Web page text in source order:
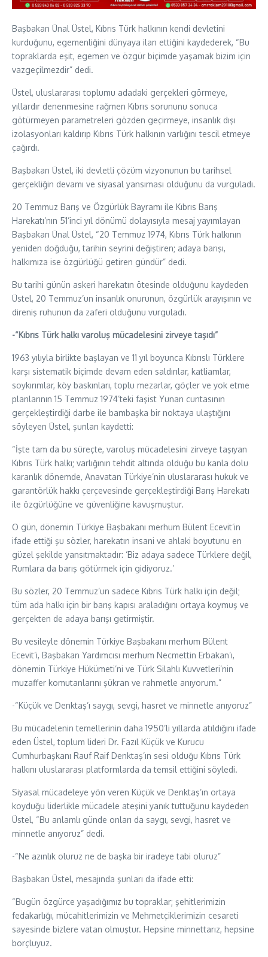
Başbakan Ünal Üstel, Kıbrıs Türk halkının kendi devletini
kurduğunu, egemenliğini dünyaya ilan ettiğini kaydederek, “Bu
topraklarda eşit, egemen ve özgür biçimde yaşamak bizim için
vazgeçilmezdir” dedi.
Üstel, uluslararası toplumu adadaki gerçekleri görmeye,
yıllardır denenmesine rağmen Kıbrıs sorununu sonuca
götürmeyen parametreleri gözden geçirmeye, insanlık dışı
izolasyonları kaldırıp Kıbrıs Türk halkının varlığını tescil etmeye
çağırdı.
Başbakan Üstel, iki devletli çözüm vizyonunun bu tarihsel
gerçekliğin devamı ve siyasal yansıması olduğunu da vurguladı.
20 Temmuz Barış ve Özgürlük Bayramı ile Kıbrıs Barış
Harekatı’nın 51’inci yıl dönümü dolayısıyla mesaj yayımlayan
Başbakan Ünal Üstel, “20 Temmuz 1974, Kıbrıs Türk halkının
yeniden doğduğu, tarihin seyrini değiştiren; adaya barışı,
halkımıza ise özgürlüğü getiren gündür” dedi.
Bu tarihi günün askeri harekatın ötesinde olduğunu kaydeden
Üstel, 20 Temmuz’un insanlık onurunun, özgürlük arayışının ve
direniş ruhunun da zaferi olduğunu vurguladı.
-“Kıbrıs Türk halkı varoluş mücadelesini zirveye taşıdı”
1963 yılıyla birlikte başlayan ve 11 yıl boyunca Kıbrıslı Türklere
karşı sistematik biçimde devam eden saldırılar, katliamlar,
soykırımlar, köy baskınları, toplu mezarlar, göçler ve yok etme
planlarının 15 Temmuz 1974’teki faşist Yunan cuntasının
gerçekleştirdiği darbe ile bambaşka bir noktaya ulaştığını
söyleyen Üstel, şunları kaydetti:
“İşte tam da bu süreçte, varoluş mücadelesini zirveye taşıyan
Kıbrıs Türk halkı; varlığının tehdit altında olduğu bu kanla dolu
karanlık dönemde, Anavatan Türkiye’nin uluslararası hukuk ve
garantörlük hakkı çerçevesinde gerçekleştirdiği Barış Harekatı
ile özgürlüğüne ve güvenliğine kavuşmuştur.
O gün, dönemin Türkiye Başbakanı merhum Bülent Ecevit’in
ifade ettiği şu sözler, harekatın insani ve ahlaki boyutunu en
güzel şekilde yansıtmaktadır: ‘Biz adaya sadece Türklere değil,
Rumlara da barış götürmek için gidiyoruz.’
Bu sözler, 20 Temmuz’un sadece Kıbrıs Türk halkı için değil;
tüm ada halkı için bir barış kapısı araladığını ortaya koymuş ve
gerçekten de adaya barışı getirmiştir.
Bu vesileyle dönemin Türkiye Başbakanı merhum Bülent
Ecevit’i, Başbakan Yardımcısı merhum Necmettin Erbakan’ı,
dönemin Türkiye Hükümeti’ni ve Türk Silahlı Kuvvetleri’nin
muzaffer komutanlarını şükran ve rahmetle anıyorum.”
-“Küçük ve Denktaş’ı saygı, sevgi, hasret ve minnetle anıyoruz”
Bu mücadelenin temellerinin daha 1950’li yıllarda atıldığını ifade
eden Üstel, toplum lideri Dr. Fazıl Küçük ve Kurucu
Cumhurbaşkanı Rauf Raif Denktaş’ın sesi olduğu Kıbrıs Türk
halkını uluslararası platformlarda da temsil ettiğini söyledi.
Siyasal mücadeleye yön veren Küçük ve Denktaş’ın ortaya
koyduğu liderlikle mücadele ateşini yanık tuttuğunu kaydeden
Üstel, “Bu anlamlı günde onları da saygı, sevgi, hasret ve
minnetle anıyoruz” dedi.
-“Ne azınlık oluruz ne de başka bir iradeye tabi oluruz”
Başbakan Üstel, mesajında şunları da ifade etti:
“Bugün özgürce yaşadığımız bu topraklar; şehitlerimizin
fedakarlığı, mücahitlerimizin ve Mehmetçiklerimizin cesareti
sayesinde bizlere vatan olmuştur. Hepsine minnettarız, hepsine
borçluyuz.